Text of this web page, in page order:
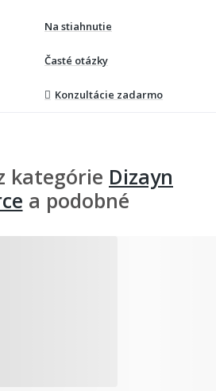
Na stiahnutie
Časté otázky
Konzultácie zadarmo
kategórie Dizayn
a podobné